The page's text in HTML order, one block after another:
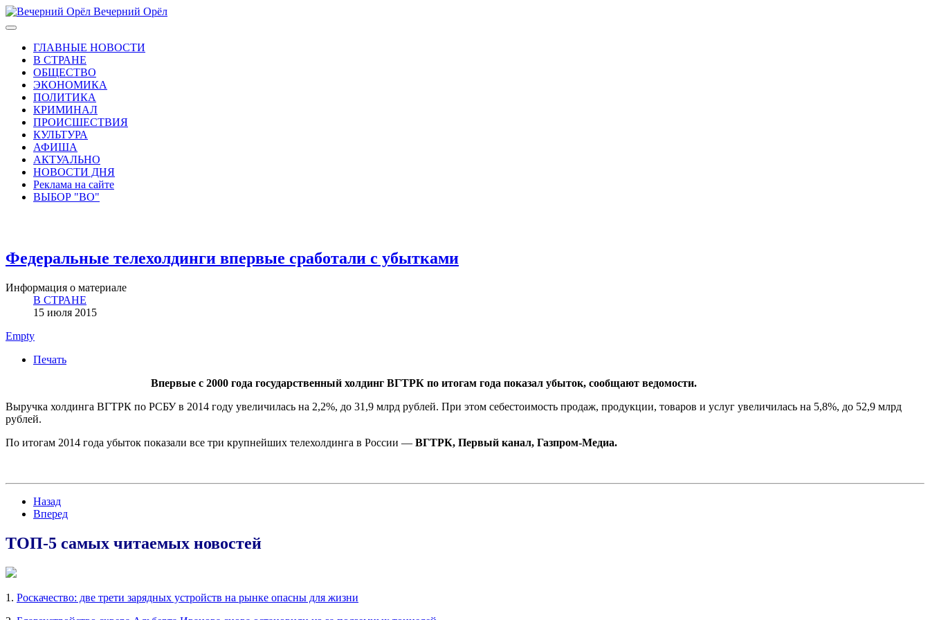
Вечерний Орёл
ГЛАВНЫЕ НОВОСТИ
В СТРАНЕ
ОБЩЕСТВО
ЭКОНОМИКА
ПОЛИТИКА
КРИМИНАЛ
ПРОИСШЕСТВИЯ
КУЛЬТУРА
АФИША
АКТУАЛЬНО
НОВОСТИ ДНЯ
Реклама на сайте
ВЫБОР "ВО"
Федеральные телехолдинги впервые сработали с убытками
Информация о материале
В СТРАНЕ
15 июля 2015
Empty
Печать
Впервые с 2000 года государственный холдинг ВГТРК по итогам года показал убыток, сообщают ведомости.
Выручка холдинга ВГТРК по РСБУ в 2014 году увеличилась на 2,2%, до 31,9 млрд рублей. При этом себестоимость продаж, продукции, товаров и услуг увеличилась на 5,8%, до 52,9 млрд
рублей.
По итогам 2014 года убыток показали все три крупнейших телехолдинга в России — ВГТРК, Первый канал, Газпром-Медиа.
Назад
Вперед
ТОП-5 самых читаемых новостей
1. Роскачество: две трети зарядных устройств на рынке опасны для жизни